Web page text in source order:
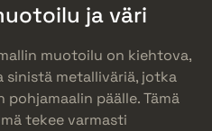
ja väri
muotoilu on kiehtova,
sinistä metalliväriä, jotka
päälle. Tämä
tekee varmasti